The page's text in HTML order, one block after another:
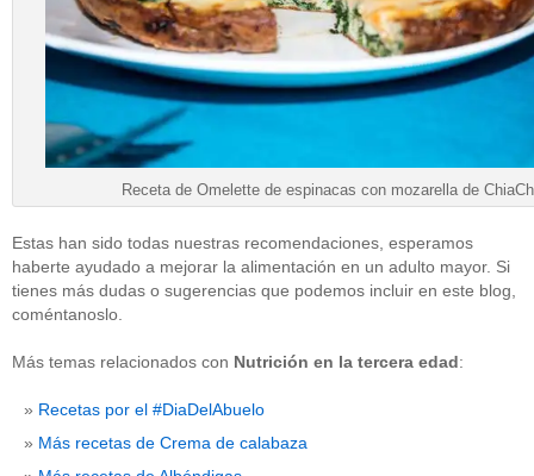
Receta de Omelette de espinacas con mozarella de
Estas han sido todas nuestras recomendaciones, esperamos
haberte ayudado a mejorar la alimentación en un adulto mayor. Si
tienes más dudas o sugerencias que podemos incluir en este blog,
coméntanoslo.
Más temas relacionados con Nutrición en la tercera edad:
Recetas por el #DiaDelAbuelo
Más recetas de Crema de calabaza